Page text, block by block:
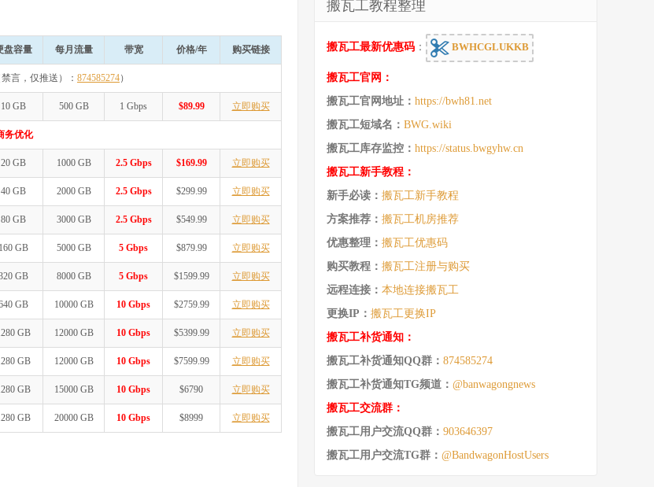
盘容量 每月流量 带宽 价格/年 购买链接
言，仅推送）： 874585274）
10 GB 500 GB 1 Gbps $89.99 立即购买
务优化
20 GB 1000 GB 2.5 Gbps $169.99 立即购买
40 GB 2000 GB 2.5 Gbps $299.99 立即购买
80 GB 3000 GB 2.5 Gbps $549.99 立即购买
160 GB 5000 GB 5 Gbps $879.99 立即购买
GB 8000 GB 5 Gbps $1599.99 立即购买
GB 10000 GB 10 Gbps $2759.99 立即购买
GB 12000 GB 10 Gbps $5399.99 立即购买
GB 12000 GB 10 Gbps $7599.99 立即购买
GB 15000 GB 10 Gbps $6790 立即购买
GB 20000 GB 10 Gbps $8999 立即购买
搬瓦工教程整理
搬瓦工最新优惠码 ： BWHCGLUKKB
搬瓦工官网：
搬瓦工官网地址： https://bwh81.net
搬瓦工短域名： BWG.wiki
搬瓦工库存监控： https://status.bwgyhw.cn
搬瓦工新手教程：
新手必读： 搬瓦工新手教程
方案推荐： 搬瓦工机房推荐
优惠整理： 搬瓦工优惠码
购买教程： 搬瓦工注册与购买
远程连接： 本地连接搬瓦工
更换IP： 搬瓦工更换IP
搬瓦工补货通知：
搬瓦工补货通知QQ群： 874585274
搬瓦工补货通知TG频道： @banwagongnews
搬瓦工交流群：
搬瓦工用户交流QQ群： 903646397
搬瓦工用户交流TG群： @BandwagonHostUsers